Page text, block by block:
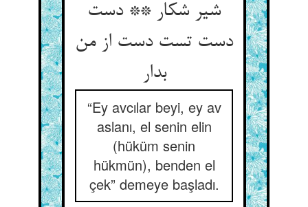
شیر شکار ** دست
دست تست دست از من
بدار
“Ey avcılar beyi, ey av
aslanı, el senin elin
(hüküm senin
hükmün), benden el
çek” demeye başladı.